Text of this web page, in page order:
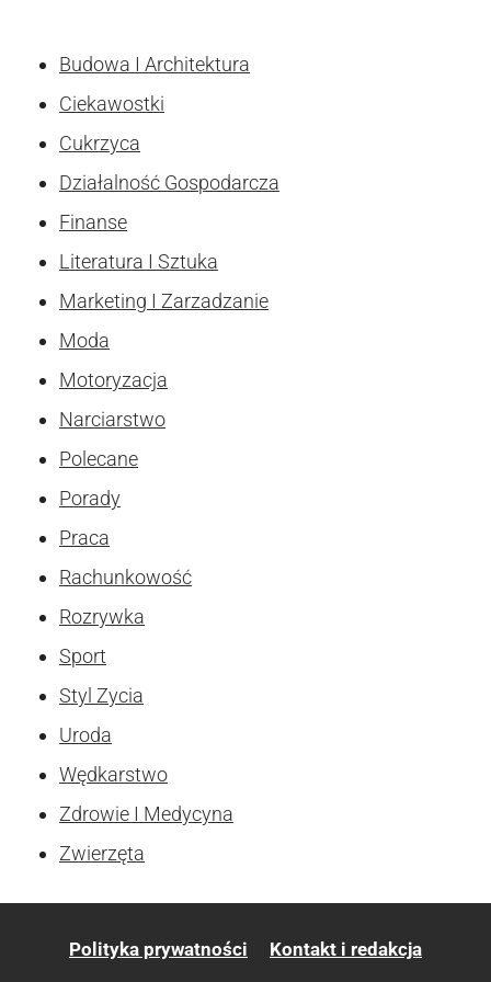
Budowa I Architektura
Ciekawostki
Cukrzyca
Działalność Gospodarcza
Finanse
Literatura I Sztuka
Marketing I Zarzadzanie
Moda
Motoryzacja
Narciarstwo
Polecane
Porady
Praca
Rachunkowość
Rozrywka
Sport
Styl Zycia
Uroda
Wędkarstwo
Zdrowie I Medycyna
Zwierzęta
Polityka prywatności Kontakt i redakcja